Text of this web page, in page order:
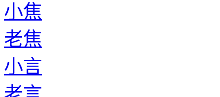
小焦
老焦
小言